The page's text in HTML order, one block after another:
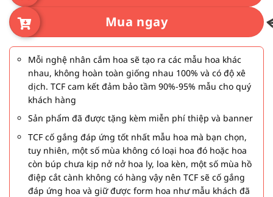
Mua ngay
Mỗi nghệ nhân cắm hoa sẽ tạo ra các mẫu hoa khác
nhau, không hoàn toàn giống nhau 100% và có độ xê
dịch. TCF cam kết đảm bảo tầm 90%-95% mẫu cho quý
khách hàng
Sản phẩm đã được tặng kèm miễn phí thiệp và banner
TCF cố gắng đáp ứng tốt nhất mẫu hoa mà bạn chọn,
tuy nhiên, một số mùa không có loại hoa đó hoặc hoa
còn búp chưa kịp nở nở hoa ly, loa kèn, một số mùa hồ
điệp cắt cành không có hàng vậy nên TCF sẽ cố gắng
đáp ứng hoa và giữ được form hoa như mẫu khách đã